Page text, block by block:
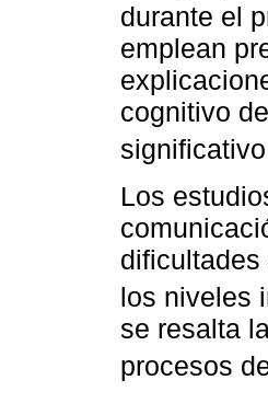
durante el
emplean
cognitivo
Los
los niveles
se resalta
procesos